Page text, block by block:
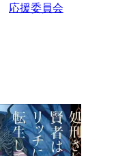
応援委員会